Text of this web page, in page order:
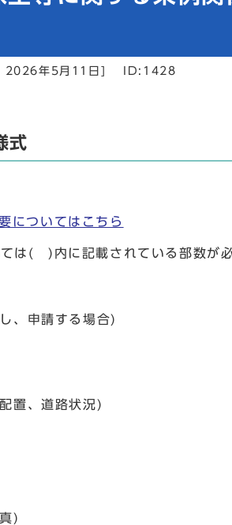
2026年5月11日] ID:1428
式
についてはこちら
は( )内に記載されている部数が必
、申請する場合)
置、道路状況)
)